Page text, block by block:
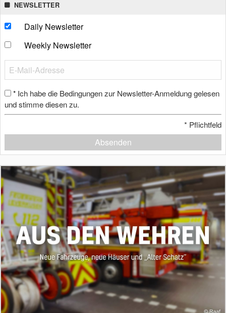
NEWSLETTER
Daily Newsletter
Weekly Newsletter
* Ich habe die Bedingungen zur Newsletter-Anmeldung gelesen
und stimme diesen zu.
* Pflichtfeld
Absenden